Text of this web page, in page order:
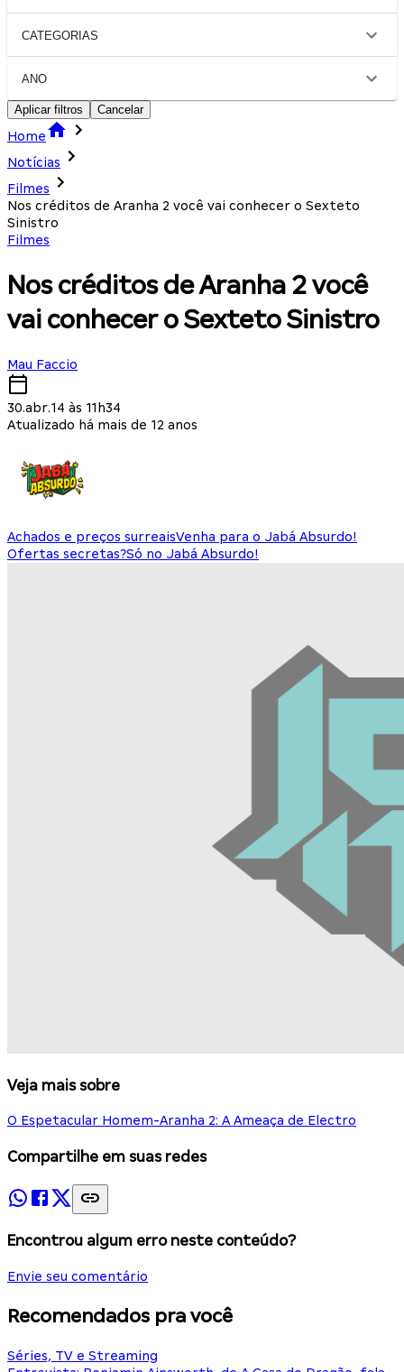
CATEGORIAS
ANO
Aplicar filtros Cancelar
Home
Notícias
Filmes
Nos créditos de Aranha 2 você vai conhecer o Sexteto
Sinistro
Filmes
Nos créditos de Aranha 2 você
vai conhecer o Sexteto Sinistro
Mau Faccio
30.abr.14 às 11h34
Atualizado há mais de 12 anos
Achados e preços surreaisVenha para o Jabá Absurdo!
Ofertas secretas?Só no Jabá Absurdo!
Veja mais sobre
O Espetacular Homem-Aranha 2: A Ameaça de Electro
Compartilhe em suas redes
Encontrou algum erro neste conteúdo?
Envie seu comentário
Recomendados pra você
Séries, TV e Streaming